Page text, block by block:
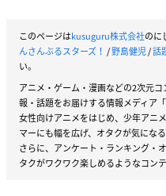
このページはkusuguru株式会社のに
んさんぶるスターズ！ /野島健児/話
い。
アニメ・ゲーム・漫画などの2次元
報・話題をお届けする情報メディア「
女性向けアニメをはじめ、少年アニ
マーにも幅を広げ、オタクが気にな
さらに、アンケート・ランキング・
タクがワクワク楽しめるようなコン